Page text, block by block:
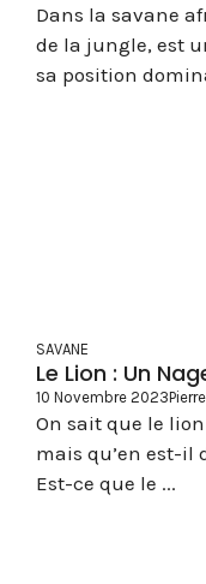
Dans la savane
de la jungle, est
sa position
SAVANE
Le Lion : Un
10 Novembre 2023
On sait que le
mais qu’en est-il
Est-ce que le ...